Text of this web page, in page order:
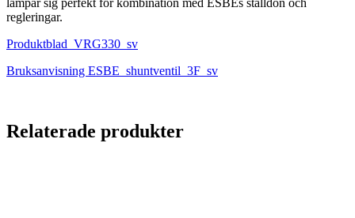
lämpar sig perfekt för kombination med ESBEs ställdon och
regleringar.
Produktblad_VRG330_sv
Bruksanvisning ESBE_shuntventil_3F_sv
Relaterade produkter